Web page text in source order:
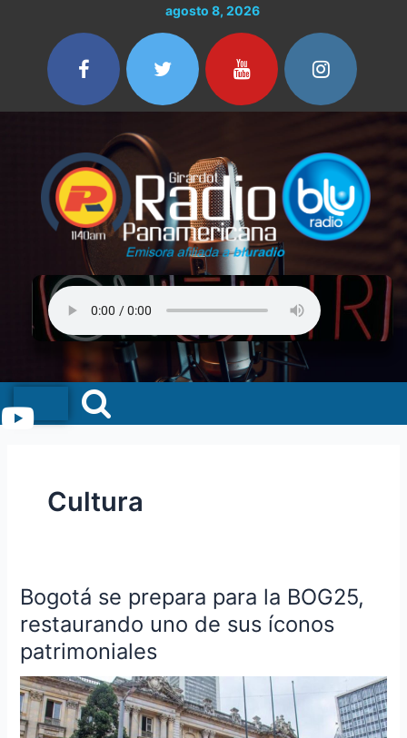
contenido
agosto 8, 2026
Menu
Cultura
Bogotá se prepara para la BOG25,
restaurando uno de sus íconos
patrimoniales
Bogotá
se
prepara
para
la
BOG25,
restaurando